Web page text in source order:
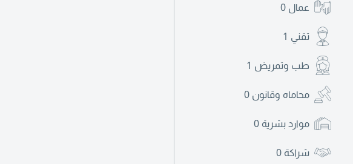
عمال 0
تقني 1
طب وتمريض 1
محاماه وقانون 0
موارد بشرية 0
شراكة 0